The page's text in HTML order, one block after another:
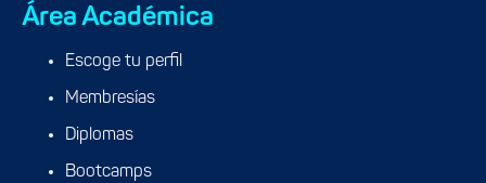
Área Académica
Escoge tu perfil
Membresías
Diplomas
Bootcamps